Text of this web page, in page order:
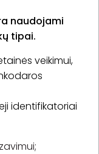
naudojami
tipai.
veikimui,
identifikatoriai